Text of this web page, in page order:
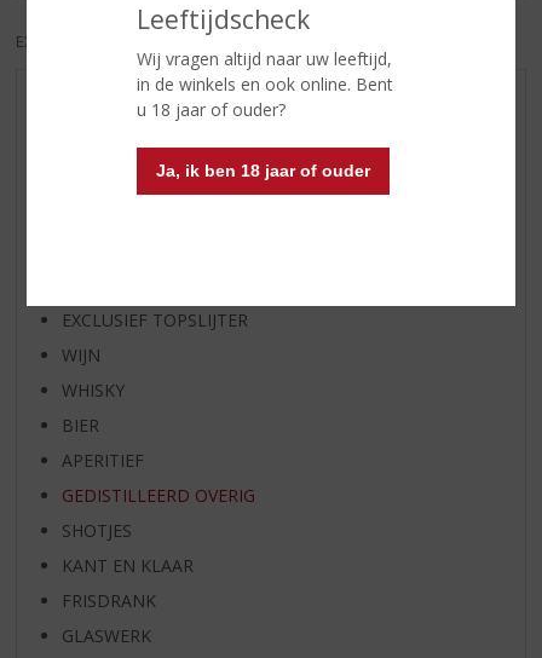
Leeftijdscheck
Wij vragen altijd naar uw leeftijd,
in de winkels en ook online. Bent
u 18 jaar of ouder?
Ja, ik ben 18 jaar of ouder
EXCL. BTW INCL. BTW
AANBIEDINGEN
WIJN VAN DE MAAND
WHISKY VAN DE MAAND
EXCLUSIEF TOPSLIJTER
WIJN
WHISKY
BIER
APERITIEF
GEDISTILLEERD OVERIG
SHOTJES
KANT EN KLAAR
FRISDRANK
GLASWERK